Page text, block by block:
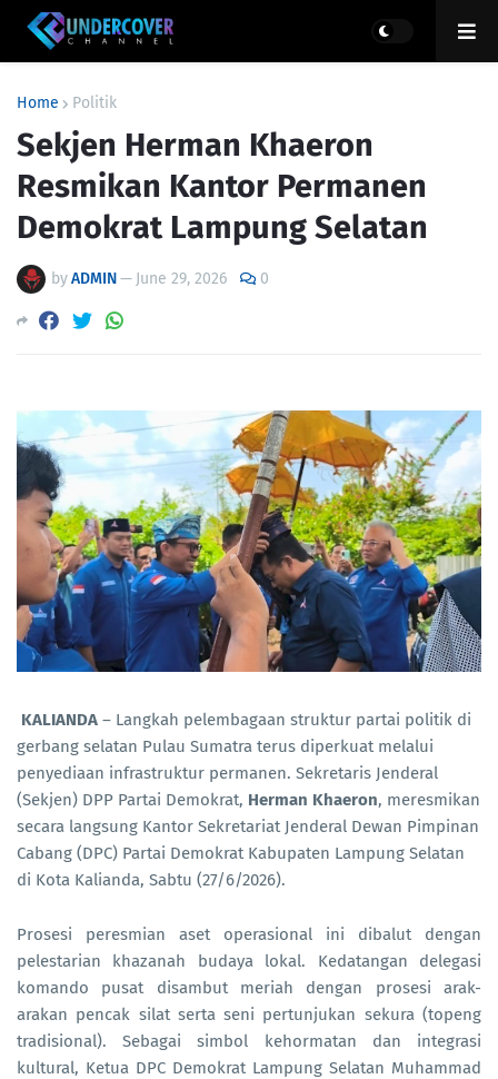
Home Politik
Sekjen Herman Khaeron
Resmikan Kantor Permanen
Demokrat Lampung Selatan
byADMIN— June 29, 2026 0
KALIANDA – Langkah pelembagaan struktur partai politik di
gerbang selatan Pulau Sumatra terus diperkuat melalui
penyediaan infrastruktur permanen. Sekretaris Jenderal
(Sekjen) DPP Partai Demokrat, Herman Khaeron, meresmikan
secara langsung Kantor Sekretariat Jenderal Dewan Pimpinan
Cabang (DPC) Partai Demokrat Kabupaten Lampung Selatan
di Kota Kalianda, Sabtu (27/6/2026).
Prosesi peresmian aset operasional ini dibalut dengan
pelestarian khazanah budaya lokal. Kedatangan delegasi
komando pusat disambut meriah dengan prosesi arak-
arakan pencak silat serta seni pertunjukan sekura (topeng
tradisional). Sebagai simbol kehormatan dan integrasi
kultural, Ketua DPC Demokrat Lampung Selatan Muhammad